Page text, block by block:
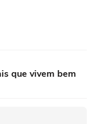
que vivem bem